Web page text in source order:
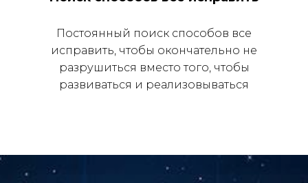
Постоянный поиск способов все
исправить, чтобы окончательно не
разрушиться вместо того, чтобы
развиваться и реализовываться